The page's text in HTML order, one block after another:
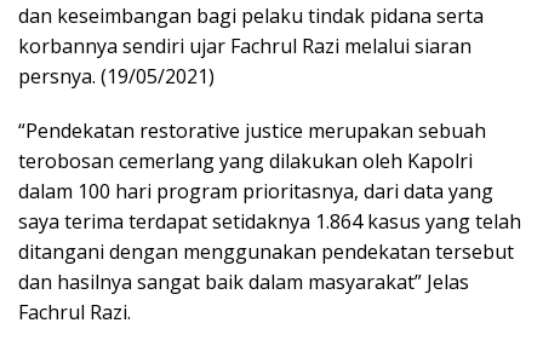
dan keseimbangan bagi pelaku tindak pidana serta
korbannya sendiri ujar Fachrul Razi melalui siaran
persnya. (19/05/2021)
“Pendekatan restorative justice merupakan sebuah
terobosan cemerlang yang dilakukan oleh Kapolri
dalam 100 hari program prioritasnya, dari data yang
saya terima terdapat setidaknya 1.864 kasus yang telah
ditangani dengan menggunakan pendekatan tersebut
dan hasilnya sangat baik dalam masyarakat” Jelas
Fachrul Razi.